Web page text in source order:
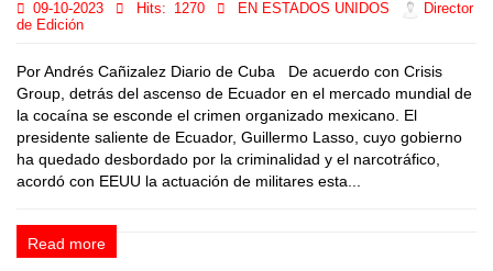
09-10-2023 Hits: 1270 EN ESTADOS UNIDOS
Director
de Edición
Por Andrés Cañizalez Diario de Cuba De acuerdo con Crisis
Group, detrás del ascenso de Ecuador en el mercado mundial de
la cocaína se esconde el crimen organizado mexicano. El
presidente saliente de Ecuador, Guillermo Lasso, cuyo gobierno
ha quedado desbordado por la criminalidad y el narcotráfico,
acordó con EEUU la actuación de militares esta...
Read more